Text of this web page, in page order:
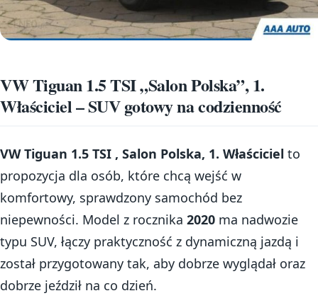
VW Tiguan 1.5 TSI „Salon Polska”, 1.
Właściciel – SUV gotowy na codzienność
VW Tiguan 1.5 TSI , Salon Polska, 1. Właściciel to
propozycja dla osób, które chcą wejść w
komfortowy, sprawdzony samochód bez
niepewności. Model z rocznika 2020 ma nadwozie
typu SUV, łączy praktyczność z dynamiczną jazdą i
został przygotowany tak, aby dobrze wyglądał oraz
dobrze jeździł na co dzień.